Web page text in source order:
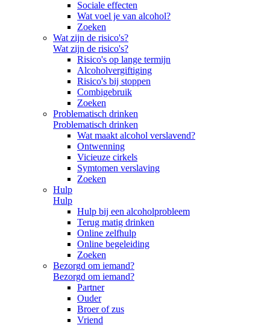
Sociale effecten
Wat voel je van alcohol?
Zoeken
Wat zijn de risico's?
Wat zijn de risico's?
Risico's op lange termijn
Alcoholvergiftiging
Risico's bij stoppen
Combigebruik
Zoeken
Problematisch drinken
Problematisch drinken
Wat maakt alcohol verslavend?
Ontwenning
Vicieuze cirkels
Symtomen verslaving
Zoeken
Hulp
Hulp
Hulp bij een alcoholprobleem
Terug matig drinken
Online zelfhulp
Online begeleiding
Zoeken
Bezorgd om iemand?
Bezorgd om iemand?
Partner
Ouder
Broer of zus
Vriend